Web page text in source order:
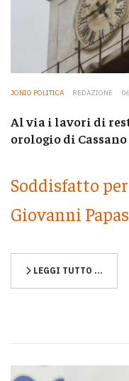
JONIO POLITICA REDAZIONE
Al via i lavori di
orologio di
Soddisfatto
Giovanni
LEGGI TUTTO …